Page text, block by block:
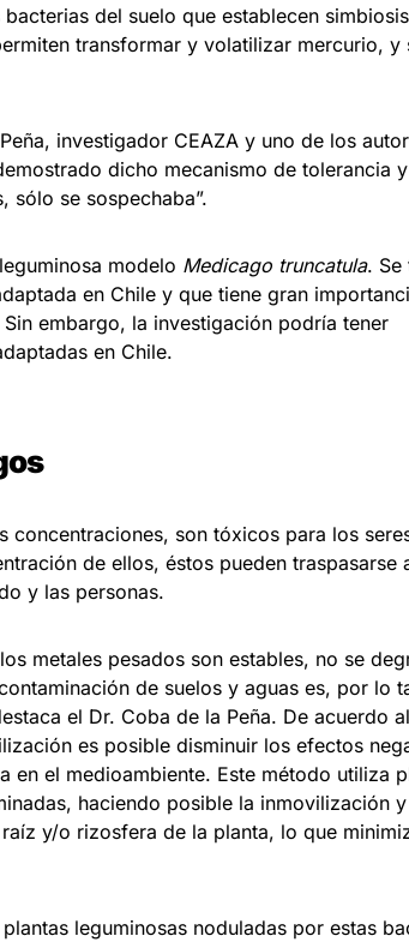
del suelo que establecen
transformar y volatilizar mercurio, y
investigador CEAZA y uno de los
dicho mecanismo de tolerancia y
sólo se sospechaba”.
modelo Medicago truncatula. Se
en Chile y que tiene gran
embargo, la investigación podría tener
en Chile.
concentraciones, son tóxicos para los
de ellos, éstos pueden traspasarse
y las personas.
metales pesados son estables, no se
de suelos y aguas es, por lo
el Dr. Coba de la Peña. De acuerdo al
es posible disminuir los efectos
en el medioambiente. Este método utiliza
haciendo posible la inmovilización y
y/o rizosfera de la planta, lo que
leguminosas noduladas por estas